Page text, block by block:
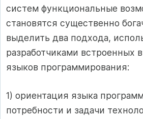
систем функциональные
становятся существенно
выделить два подхода,
разработчиками встроенных
языков программирования:
1) ориентация языка
потребности и задачи